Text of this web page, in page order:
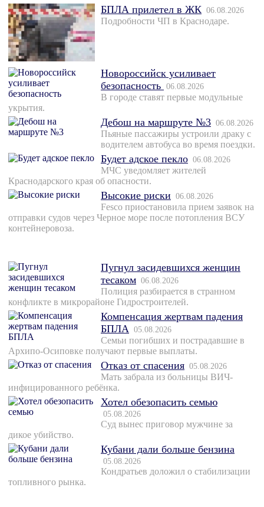
БПЛА прилетел в ЖК 06.08.2026
Подробности ЧП в Краснодаре.
Новороссийск усиливает
безопасность 06.08.2026
В городе ставят первые модульные
укрытия.
Дебош на маршруте №3 06.08.2026
Пьяные пассажиры устроили драку с
водителем автобуса во время поездки.
Будет адское пекло 06.08.2026
МЧС уведомляет жителей
Краснодарского края об опасности.
Высокие риски 06.08.2026
Fesco приостановила прием заявок на
отправки судов через Черное море после потопления ВСУ
контейнеровоза.
Пугнул засидевшихся женщин
тесаком 06.08.2026
Полиция разбирается в странном
конфликте в микрорайоне Гидростроителей.
Компенсация жертвам падения
БПЛА 05.08.2026
Семьи погибших и пострадавшие в
Архипо-Осиповке получают первые выплаты.
Отказ от спасения 05.08.2026
Мать забрала из больницы ВИЧ-
инфицированного ребёнка.
Хотел обезопасить семью
05.08.2026
Суд вынес приговор мужчине за
дикое убийство.
Кубани дали больше бензина
05.08.2026
Кондратьев доложил о стабилизации
топливного рынка.